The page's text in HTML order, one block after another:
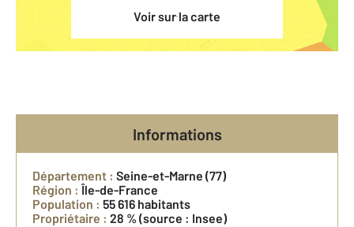
Voir sur la carte
Informations
Département : Seine-et-Marne (77)
Région : Île-de-France
Population : 55 616 habitants
Propriétaire : 28 %(source : Insee)